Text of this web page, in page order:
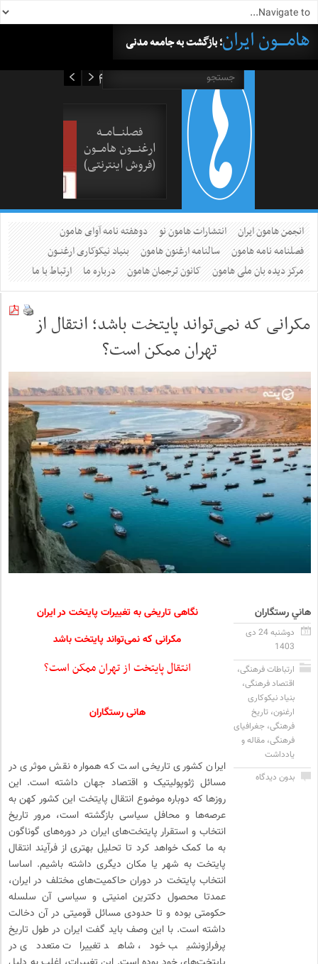
هامــــون ایران؛ بازگشت به جامعه مدنی
فصلنــــامـــه
ارغنــــون هامـــون
(فروش اینترنتی)
انجمن هامون ایران انتشارات هامون نو
دوهفته نامه آوای هامون
فصلنامه نامه هامون
سالنامه ارغنون هامون
بنیاد نیکوکاری ارغنــون
مرکز دیده بان ملی هامون
کانون ترجمان هامون درباره ما ارتباط با ما
مکرانی که نمی‌تواند پایتخت باشد؛ انتقال از
تهران ممکن است؟
هاني رستگاران
دوشنبه 24 دی
1403
ارتباطات فرهنگی،
اقتصاد فرهنگی،
بنیاد نیکوکاری
ارغنون، تاریخ
فرهنگی، جغرافیای
فرهنگی، مقاله و
یادداشت
بدون دیدگاه
نگاهی تاریخی به تغییرات پایتخت در ایران
مکرانی که نمی‌تواند پایتخت باشد
انتقال پایتخت از تهران ممکن است؟
هانی رستگاران
ایران کشوری تاریخی است که همواره نقش موثری در
مسائل ژئوپولیتیک و اقتصاد جهان داشته است. این
روزها که دوباره موضوع انتقال پایتخت این کشور کهن به
عرصه‌ها و محافل سیاسی بازگشته است، مرور تاریخ
انتخاب و استقرار پایتخت‌های ایران در دوره‌های گوناگون
به ما کمک خواهد کرد تا تحلیل بهتری از فرآیند انتقال
پایتخت به شهر یا مکان دیگری داشته باشیم. اساسا
انتخاب پایتخت در دوران حاکمیت‌های مختلف در ایران،
عمدتا محصول دکترین امنیتی و سیاسی آن سلسله
حکومتی بوده و تا حدودی مسائل قومیتی در آن دخالت
داشته است. با این وصف باید گفت ایران در طول تاریخ
پرفرازونشیب خود، شاهد تغییرات متعددی در